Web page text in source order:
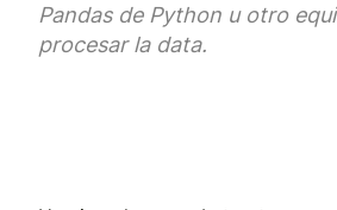
Pandas de Python u otro
procesar la data.